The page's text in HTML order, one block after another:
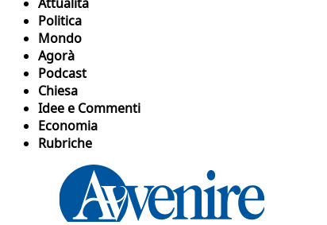
Politica
Mondo
Agorà
Podcast
Chiesa
Idee e Commenti
Economia
Rubriche